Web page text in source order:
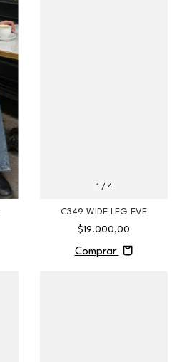
1 / 4
C349 WIDE LEG EVE
$19.000,00
Comprar